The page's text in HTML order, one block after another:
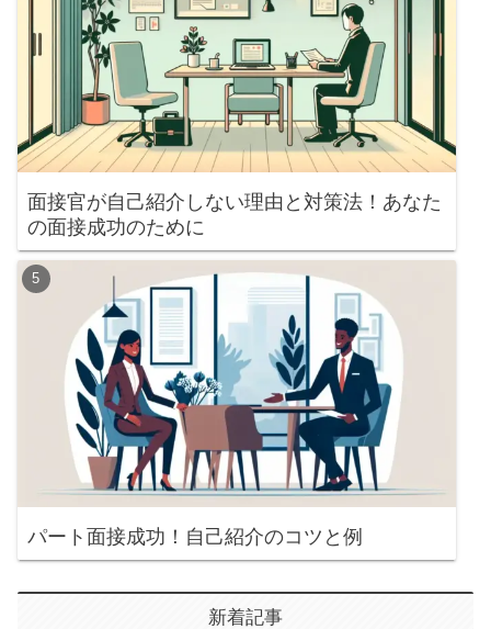
面接官が自己紹介しない理由と対策法！あなた
の面接成功のために
パート面接成功！自己紹介のコツと例
新着記事